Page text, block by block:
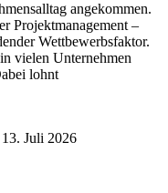
angekommen.
Projektmanagement –
Wettbewerbsfaktor.
vielen Unternehmen
lohnt
13. Juli 2026